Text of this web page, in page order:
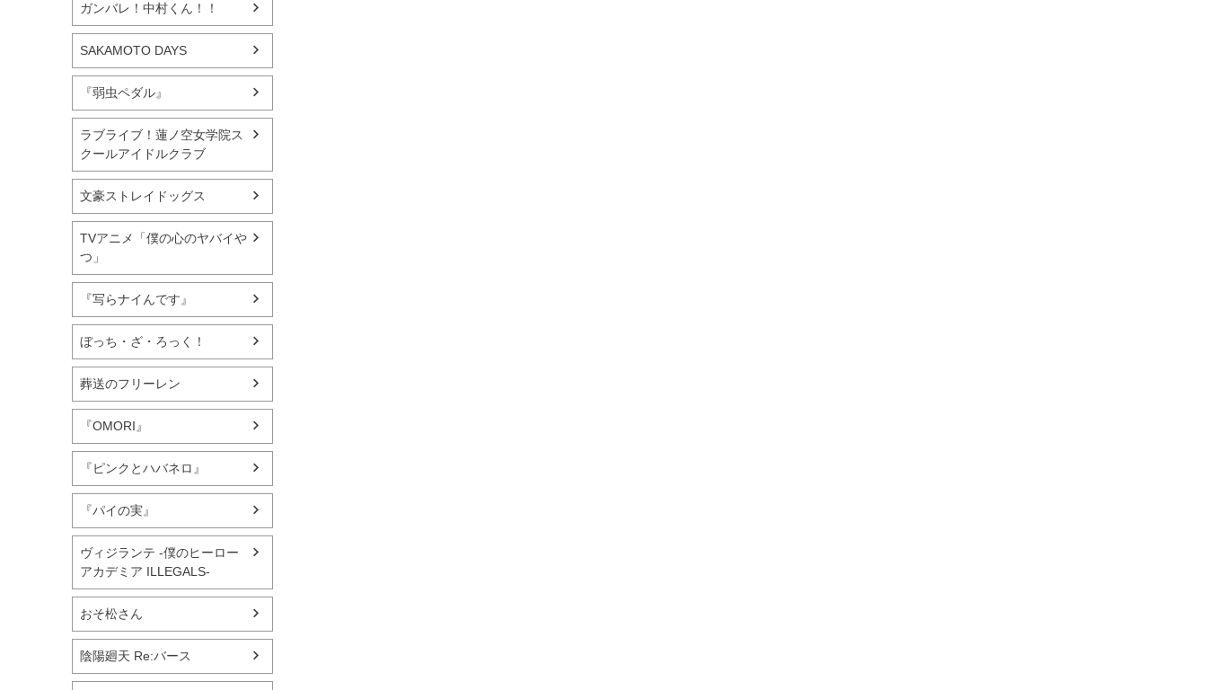
ガンバレ！中村くん！！
SAKAMOTO DAYS
『弱虫ペダル』
ラブライブ！蓮ノ空女学院ス
クールアイドルクラブ
文豪ストレイドッグス
TVアニメ「僕の心のヤバイや
つ」
『写らナイんです』
ぼっち・ざ・ろっく！
葬送のフリーレン
『OMORI』
『ピンクとハバネロ』
『パイの実』
ヴィジランテ -僕のヒーロー
アカデミア ILLEGALS-
おそ松さん
陰陽廻天 Re:バース